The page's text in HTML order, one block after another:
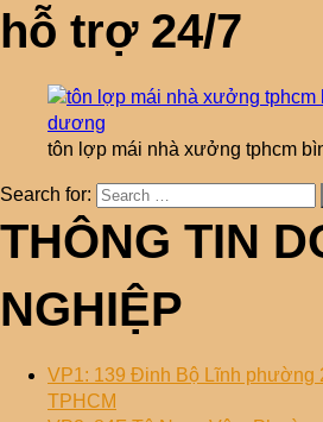
hỗ trợ 24/7
tôn lợp mái nhà xưởng tphcm
Search for:
THÔNG TIN
NGHIỆP
VP1: 139 Đinh Bộ Lĩnh phường
TPHCM